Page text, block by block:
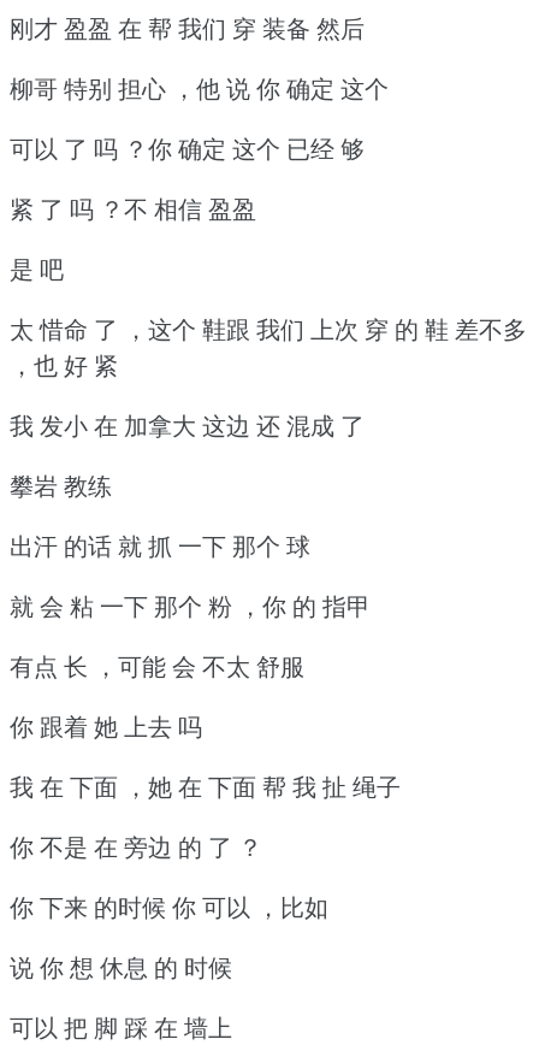
刚才 盈盈 在 帮 我们 穿 装备 然后
柳哥 特别 担心 ，他 说 你 确定 这个
可以 了 吗 ？你 确定 这个 已经 够
紧 了 吗 ？不 相信 盈盈
是 吧
太 惜命 了 ，这个 鞋跟 我们 上次 穿 的 鞋 差不多
，也 好 紧
我 发小 在 加拿大 这边 还 混成 了
攀岩 教练
出汗 的话 就 抓 一下 那个 球
就 会 粘 一下 那个 粉 ，你 的 指甲
有点 长 ，可能 会 不太 舒服
你 跟着 她 上去 吗
我 在 下面 ，她 在 下面 帮 我 扯 绳子
你 不是 在 旁边 的 了 ？
你 下来 的时候 你 可以 ，比如
说 你 想 休息 的 时候
可以 把 脚 踩 在 墙上